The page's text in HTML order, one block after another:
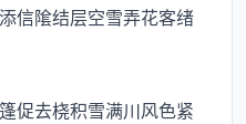
信隂结层空雪弄花客绪
去桡积雪满川风色紧